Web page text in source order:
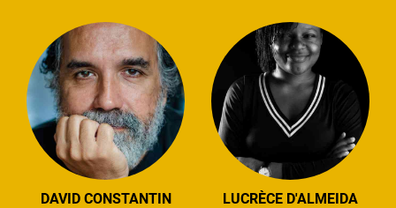
DAVID CONSTANTIN
LUCRÈCE D'ALMEIDA